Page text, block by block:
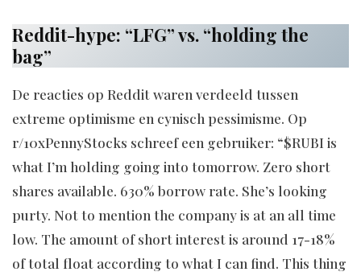
Reddit-hype: “LFG” vs. “holding the
bag”
De reacties op Reddit waren verdeeld tussen
extreme optimisme en cynisch pessimisme. Op
r/10xPennyStocks schreef een gebruiker: “$RUBI is
what I’m holding going into tomorrow. Zero short
shares available. 630% borrow rate. She’s looking
purty. Not to mention the company is at an all time
low. The amount of short interest is around 17-18%
of total float according to what I can find. This thing